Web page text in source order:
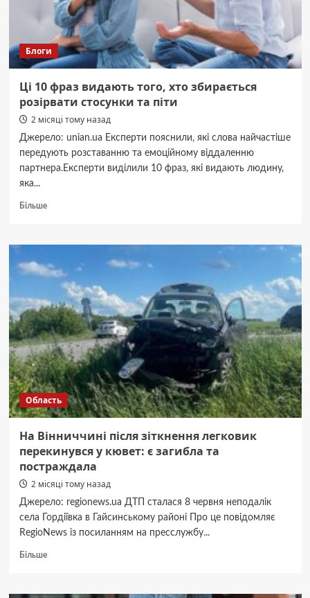
Блоги
Ці 10 фраз видають того, хто збирається
розірвати стосунки та піти
2 місяці тому назад
Джерело: unian.ua Експерти пояснили, які слова найчастіше
передують розставанню та емоційному віддаленню
партнера.Експерти виділили 10 фраз, які видають людину,
яка...
БільшеДокладніше
10
видають
того,
збирається
розірвати
стосунки
та
піти
Область
На Вінниччині після зіткнення легковик
перекинувся у кювет: є загибла та
постраждала
2 місяці тому назад
Джерело: regionews.ua ДТП сталася 8 червня неподалік
села Гордіївка в Гайсинському районі Про це повідомляє
RegioNews із посиланням на пресслужбу...
БільшеДокладніше
Вінниччині